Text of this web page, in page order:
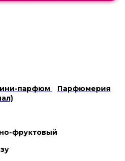
парфюм
Парфюмерия
фруктовый